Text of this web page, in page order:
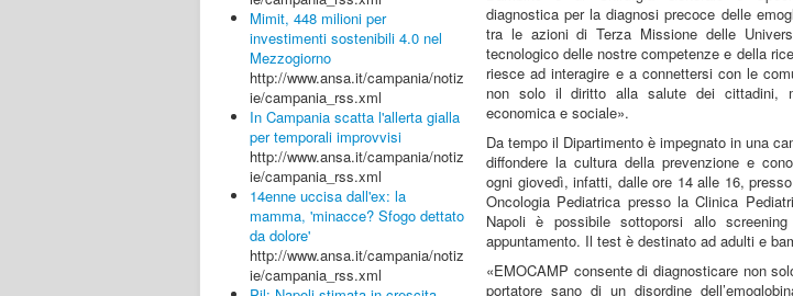
Mimit, 448 milioni per
investimenti sostenibili 4.0 nel
Mezzogiorno
http://www.ansa.it/campania/notiz
ie/campania_rss.xml
In Campania scatta l'allerta gialla
per temporali improvvisi
http://www.ansa.it/campania/notiz
ie/campania_rss.xml
14enne uccisa dall'ex: la
mamma, 'minacce? Sfogo dettato
da dolore'
http://www.ansa.it/campania/notiz
ie/campania_rss.xml
diagnostica per la diagnosi precoce delle
tra le azioni di Terza Missione delle
tecnologico delle nostre competenze e della
riesce ad interagire e a connettersi con le
non solo il diritto alla salute dei cittadini,
economica e sociale».
Da tempo il Dipartimento è impegnato in una
diffondere la cultura della prevenzione e
ogni giovedì, infatti, dalle ore 14 alle 16,
Oncologia Pediatrica presso la Clinica
Napoli è possibile sottoporsi allo
appuntamento. Il test è destinato ad adulti e
«EMOCAMP consente di diagnosticare non
portatore sano di un disordine